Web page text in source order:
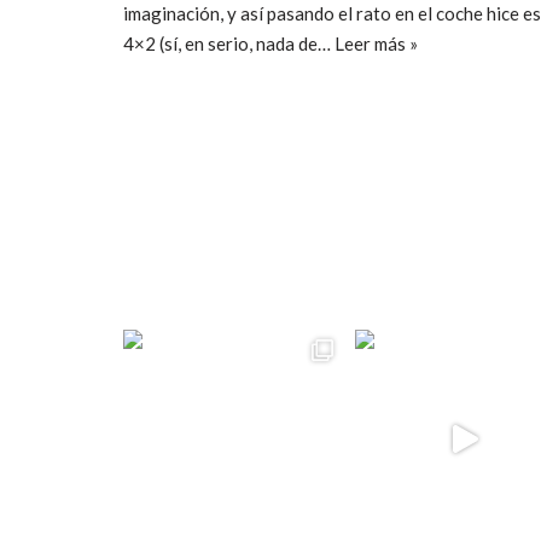
imaginación, y así pasando el rato en el coche hice
4×2 (sí, en serio, nada de… Leer más »